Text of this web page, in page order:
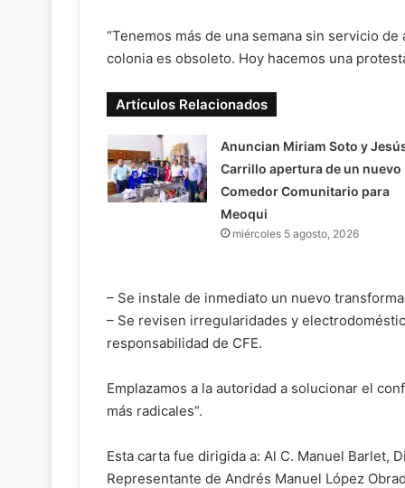
“Tenemos más de una semana sin servicio
colonia es obsoleto. Hoy hacemos una
Artículos Relacionados
Anuncian Miriam Soto y
Carrillo apertura de un nuevo
Comedor Comunitario para
Meoqui
miércoles 5 agosto, 2026
– Se instale de inmediato un nuevo
– Se revisen irregularidades y
responsabilidad de CFE.
Emplazamos a la autoridad a solucionar el
más radicales”.
Esta carta fue dirigida a: Al C. Manuel Barlet,
Representante de Andrés Manuel López